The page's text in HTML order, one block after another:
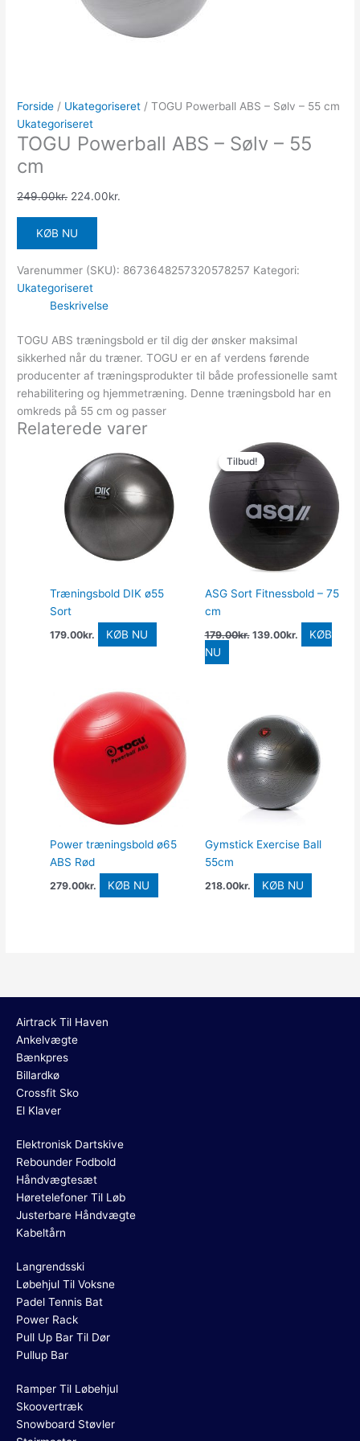
Forside / Ukategoriseret / TOGU Powerball ABS – Sølv – 55 cm
Ukategoriseret
TOGU Powerball ABS – Sølv – 55
cm
249.00kr. 224.00kr.
KØB NU
Varenummer (SKU): 8673648257320578257 Kategori:
Ukategoriseret
Beskrivelse
TOGU ABS træningsbold er til dig der ønsker maksimal
sikkerhed når du træner. TOGU er en af verdens førende
producenter af træningsprodukter til både professionelle samt
rehabilitering og hjemmetræning. Denne træningsbold har en
omkreds på 55 cm og passer
Relaterede varer
Træningsbold DIK ø55
Sort
179.00kr. KØB NU
Tilbud!
Tilbud!
ASG Sort Fitnessbold – 75
cm
179.00kr.
Den
oprindelige
pris
var:
179.00kr..
139.00kr.
aktuelle
pris
139.00kr..
KØB
NU
Power træningsbold ø65
ABS Rød
279.00kr. KØB NU
Gymstick Exercise Ball
55cm
218.00kr. KØB NU
Airtrack Til Haven
Ankelvægte
Bænkpres
Billardkø
Crossfit Sko
El Klaver
Elektronisk Dartskive
Rebounder Fodbold
Håndvægtesæt
Høretelefoner Til Løb
Justerbare Håndvægte
Kabeltårn
Langrendsski
Løbehjul Til Voksne
Padel Tennis Bat
Power Rack
Pull Up Bar Til Dør
Pullup Bar
Ramper Til Løbehjul
Skoovertræk
Snowboard Støvler